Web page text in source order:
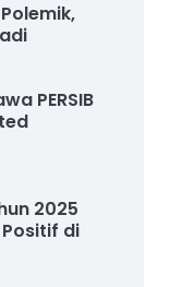
PERSIB
2025
di